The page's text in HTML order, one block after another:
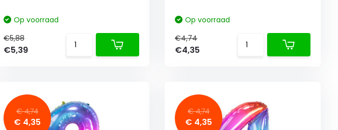
Op voorraad
€5,88
€5,39
Op voorraad
€4,74
€4,35
€ 4,74
€ 4,35
€ 4,74
€ 4,35